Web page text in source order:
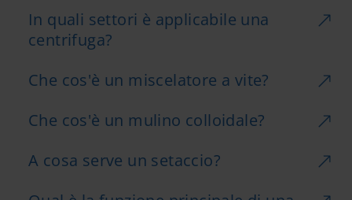
In quali settori è applicabile una
centrifuga?
Che cos'è un miscelatore a vite?
Che cos'è un mulino colloidale?
A cosa serve un setaccio?